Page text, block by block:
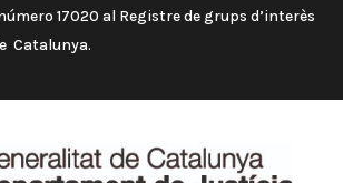
17020 al Registre de grups d’interès
Catalunya.